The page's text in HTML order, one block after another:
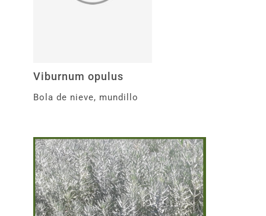
Viburnum opulus
Bola de nieve, mundillo